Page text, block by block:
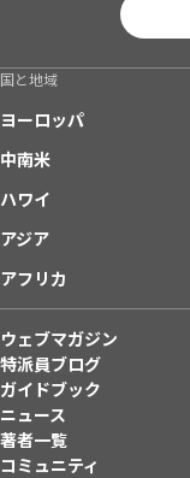
国と地域
ヨーロッパ
中南米
ハワイ
アジア
アフリカ
ウェブマガジン
特派員ブログ
ガイドブック
ニュース
著者一覧
コミュニティ